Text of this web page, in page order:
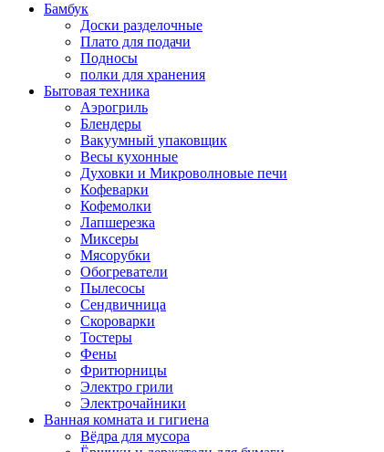
Бамбук
Доски разделочные
Плато для подачи
Подносы
полки для хранения
Бытовая техника
Аэрогриль
Блендеры
Вакуумный упаковщик
Весы кухонные
Духовки и Микроволновые печи
Кофеварки
Кофемолки
Лапшерезка
Миксеры
Мясорубки
Обогреватели
Пылесосы
Сендвичница
Скороварки
Тостеры
Фены
Фритюрницы
Электро грили
Электрочайники
Ванная комната и гигиена
Вёдра для мусора